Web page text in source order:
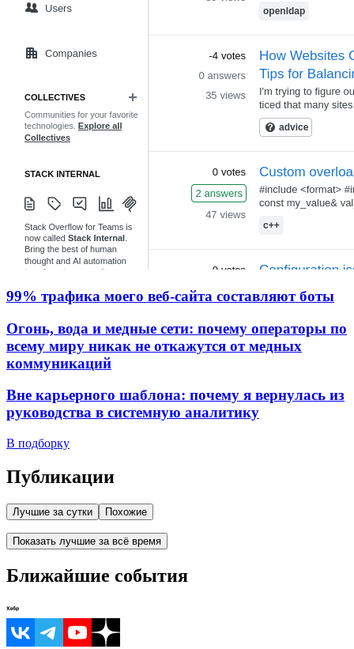
99% трафика моего веб‑сайта составляют боты
Огонь, вода и медные сети: почему операторы по
всему миру никак не откажутся от медных
коммуникаций
Вне карьерного шаблона: почему я вернулась из
руководства в системную аналитику
В подборку
Публикации
Лучшие за сутки Похожие
Показать лучшие за всё время
Ближайшие события